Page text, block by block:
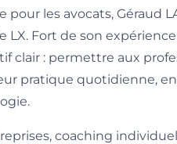
les avocats, Géraud
LX. Fort de son
clair : permettre aux
pratique quotidienne,
coaching